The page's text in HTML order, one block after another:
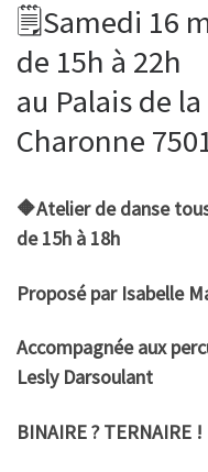
🗒Samedi 16
de 15h à 22h
au Palais de
Charonne
🔶Atelier de danse
de 15h à 18h
Proposé par Isabelle
Accompagnée aux
Lesly Darsoulant
BINAIRE ? TERNAIRE !